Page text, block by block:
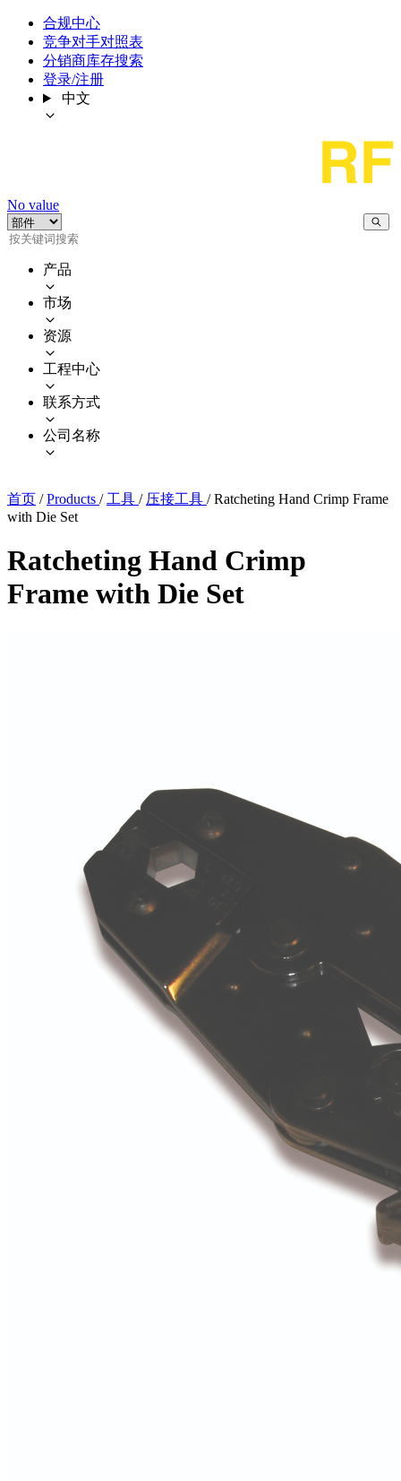
合规中心
竞争对手对照表
分销商库存搜索
登录/注册
中文
No value
产品
市场
资源
工程中心
联系方式
公司名称
首页 / Products / 工具 / 压接工具 / Ratcheting Hand Crimp Frame
with Die Set
Ratcheting Hand Crimp
Frame with Die Set